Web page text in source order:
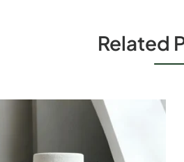
Related